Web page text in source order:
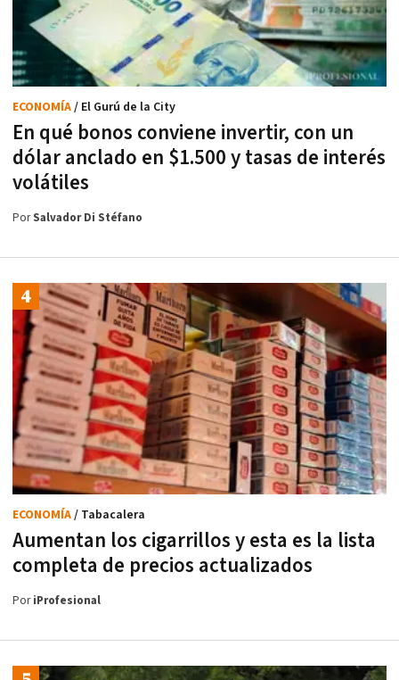
En qué bonos conviene invertir, con un
dólar anclado en $1.500 y tasas de interés
volátiles
ECONOMÍA/ El Gurú de la City
PorSalvador Di Stéfano
Aumentan los cigarrillos y esta es la lista
completa de precios actualizados
ECONOMÍA/ Tabacalera
PoriProfesional